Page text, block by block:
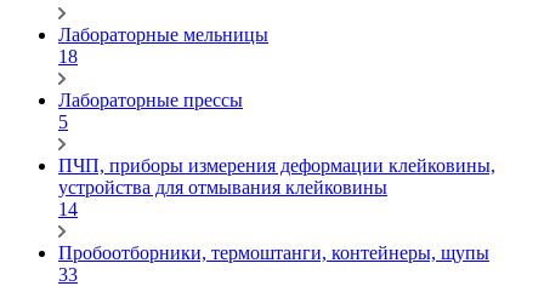
Лабораторные мельницы
18
Лабораторные прессы
5
ПЧП, приборы измерения деформации клейковины,
устройства для отмывания клейковины
14
Пробоотборники, термоштанги, контейнеры, щупы
33